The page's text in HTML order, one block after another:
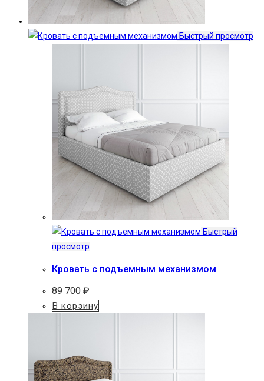
Быстрый просмотр
Быстрый
просмотр
Кровать с подъемным механизмом
89 700 ₽
В корзину